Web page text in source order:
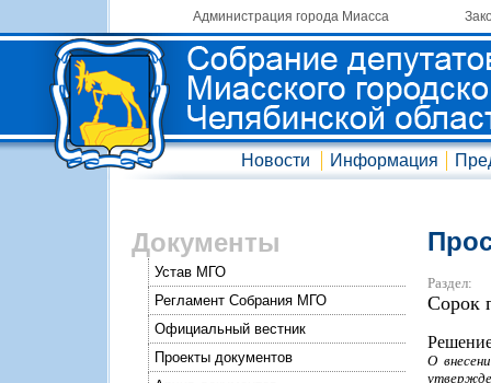
Администрация города Миасса
Новости Информация
Документы
Устав МГО
Регламент Собрания МГО
Официальный вестник
Проекты документов
Раздел:
Сорок
О